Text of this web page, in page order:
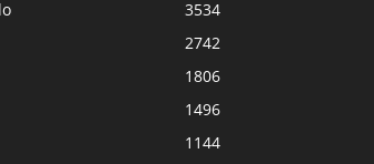
3534
2742
1806
1496
1144